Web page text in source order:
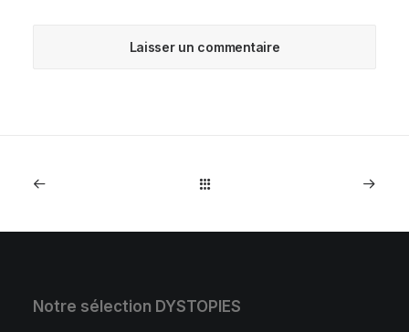
Notre sélection DYSTOPIES